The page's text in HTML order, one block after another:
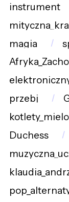
instrument
magia
przebj
Duchess